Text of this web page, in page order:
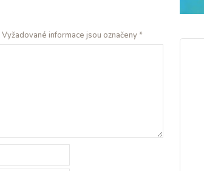
Vyžadované informace jsou označeny*